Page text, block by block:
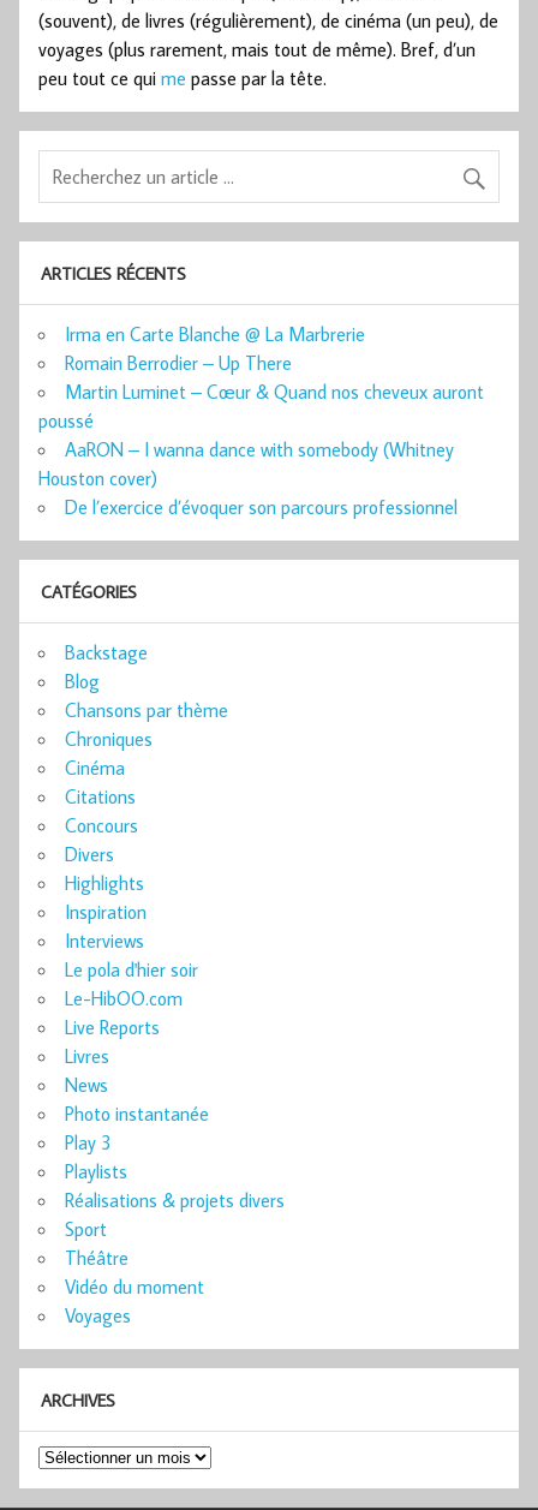
(souvent), de livres (régulièrement), de cinéma (un peu), de
voyages (plus rarement, mais tout de même). Bref, d’un
peu tout ce qui me passe par la tête.
ARTICLES RÉCENTS
Irma en Carte Blanche @ La Marbrerie
Romain Berrodier – Up There
Martin Luminet – Cœur & Quand nos cheveux auront
poussé
AaRON – I wanna dance with somebody (Whitney
Houston cover)
De l’exercice d’évoquer son parcours professionnel
CATÉGORIES
Backstage
Blog
Chansons par thème
Chroniques
Cinéma
Citations
Concours
Divers
Highlights
Inspiration
Interviews
Le pola d'hier soir
Le-HibOO.com
Live Reports
Livres
News
Photo instantanée
Play 3
Playlists
Réalisations & projets divers
Sport
Théâtre
Vidéo du moment
Voyages
ARCHIVES
Archives